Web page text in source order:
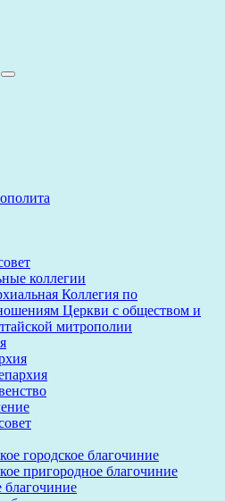
коллегии
Коллегия по
Церкви с обществом и
митрополии
городское благочиние
пригородное благочиние
благочиние